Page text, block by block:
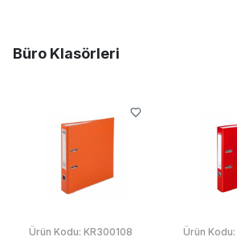
Büro Klasörleri
Ürün Kodu: KR300108 Ürün Kodu: